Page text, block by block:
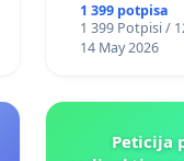
1 399 potpisa
1 399 Potpisi /
14 May 2026
Peticija